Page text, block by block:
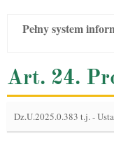
Pełny system
Art. 24.
Dz.U.2025.0.383 t.j.-